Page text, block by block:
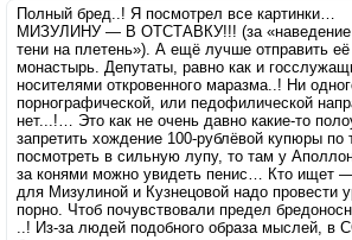
Полный бред..! Я посмотрел все картинки…
МИЗУЛИНУ — В ОТСТАВКУ!!! (за «наведение
тени на плетень»). А ещё лучше отправить
монастырь. Депутаты, равно как и
носителями откровенного маразма..! Ни
порнографической, или педофилической
нет...!… Это как не очень давно какие-то
запретить хождение 100-рублёвой купюры по
посмотреть в сильную лупу, то там у
за конями можно увидеть пенис… Кто ищет
для Мизулиной и Кузнецовой надо провести
порно. Чтоб почувствовали предел
..! Из-за людей подобного образа мыслей, в